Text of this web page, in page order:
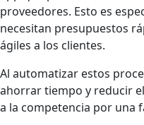
proveedores. Esto es
necesitan presupuestos
ágiles a los clientes.
Al automatizar estos
ahorrar tiempo y reducir
a la competencia por una